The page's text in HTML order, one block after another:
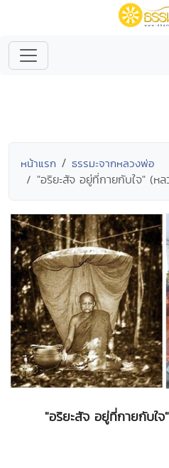
หน้าแรก ธรรมะจากหลวงพ่อ
"อริยะสัจ อยู่ที่กายกับใจ" (ห
"อริยะสัจ อยู่ที่กายกับใ